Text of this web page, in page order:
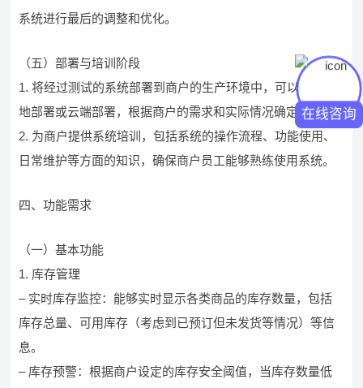
系统进行最后的调整和优化。
（五）部署与培训阶段
1. 将经过测试的系统部署到商户的生产环境中，可以选择本
地部署或云端部署，根据商户的需求和实际情况确定。
2. 为商户提供系统培训，包括系统的操作流程、功能使用、
日常维护等方面的知识，确保商户员工能够熟练使用系统。
四、功能需求
（一）基本功能
1. 库存管理
– 实时库存监控：能够实时显示各类商品的库存数量，包括
库存总量、可用库存（考虑到已预订但未发货等情况）等信
息。
– 库存预警：根据商户设定的库存安全阈值，当库存数量低
在线咨询